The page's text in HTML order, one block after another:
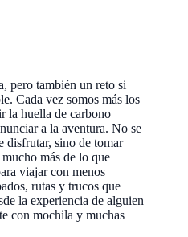
pero también un reto si
Cada vez somos más los
la huella de carbono
a la aventura. No se
disfrutar, sino de tomar
más de lo que
viajar con menos
rutas y trucos que
la experiencia de alguien
con mochila y muchas